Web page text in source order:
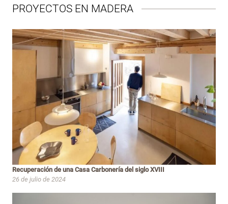
PROYECTOS EN MADERA
Recuperación de una Casa Carbonería del siglo XVIII
26 de julio de 2024